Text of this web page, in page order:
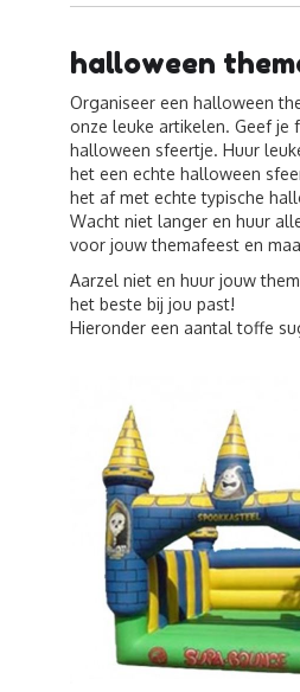
halloween
Organiseer een halloween
onze leuke artikelen. Geef je
halloween sfeertje. Huur
het een echte halloween
het af met echte typische
Wacht niet langer en huur
voor jouw themafeest en
Aarzel niet en huur jouw
het beste bij jou past!
Hieronder een aantal toffe